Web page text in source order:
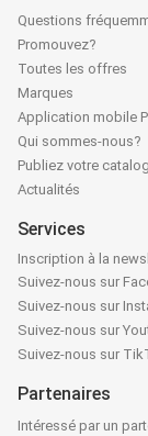
Questions
Promouvez?
Toutes les offres
Marques
Application mobile
Qui sommes-nous?
Publiez votre
Actualités
Services
Inscription à la
Suivez-nous sur
Suivez-nous sur
Suivez-nous sur
Suivez-nous sur
Partenaires
Intéressé par un